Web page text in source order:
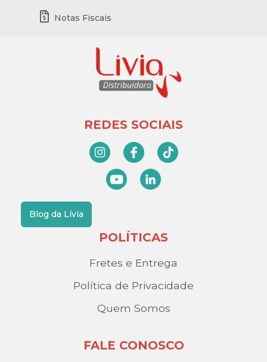
Notas Fiscais
REDES SOCIAIS
Blog da Lívia
POLÍTICAS
Fretes e Entrega
Política de Privacidade
Quem Somos
FALE CONOSCO